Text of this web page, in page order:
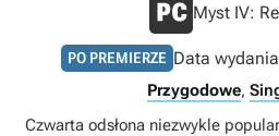
Myst IV:
PO PREMIERZE Data
Przygodowe,
Czwarta odsłona niezwykle